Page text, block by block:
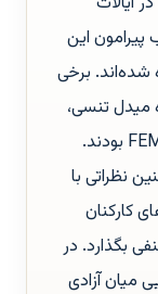
این
شده‌اند. برخی
میدل تنسی،
کارمند روابط‌عمومی تیم NFL و کارمند FEMA بودند.
نظراتی با
کارکنان
بگذارد. در
میان آزادی